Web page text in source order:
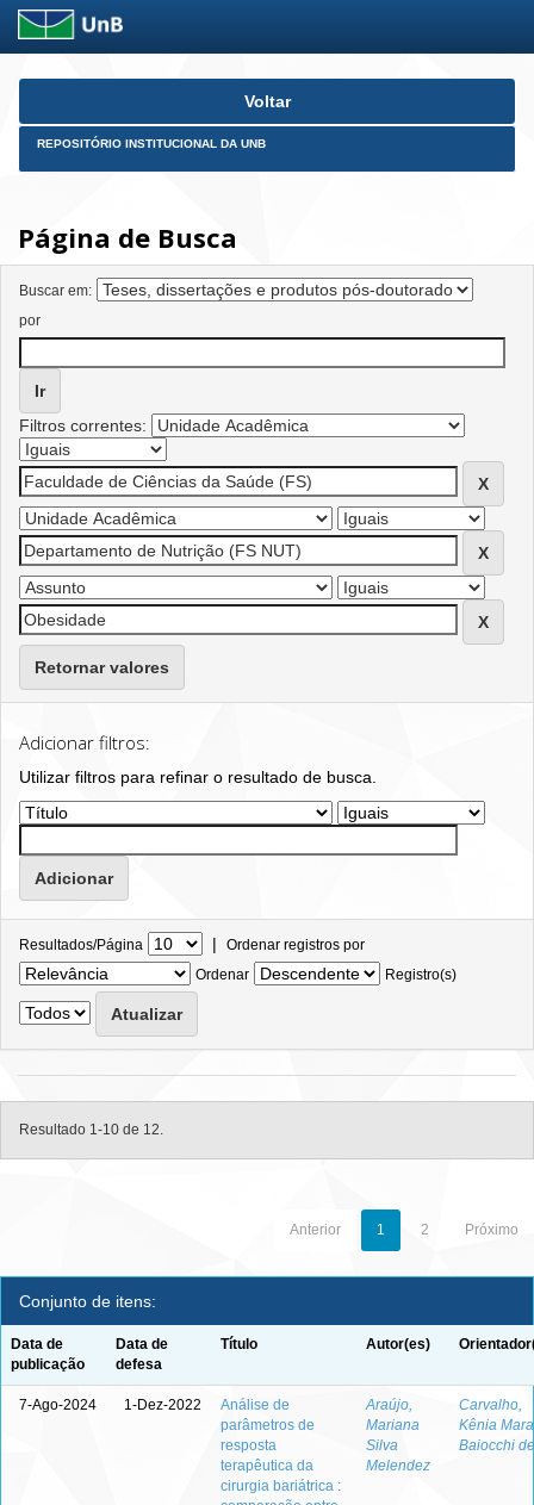
Skip
Voltar
REPOSITÓRIO INSTITUCIONAL DA UNB
Página de Busca
Buscar em:
por
Filtros correntes:
Retornar valores
Adicionar filtros:
Utilizar filtros para refinar o resultado de busca.
Resultados/Página | Ordenar registros por
Ordenar
Registro(s)
Resultado 1-10 de 12.
Anterior 1 2 Próximo
Conjunto de itens:
Data de
publicação
Data de
defesa
Título Autor(es)
7-Ago-2024 1-Dez-2022
Análise de
parâmetros de
resposta
terapêutica da
cirurgia bariátrica :
Araújo,
Mariana
Silva
Melendez
Carvalho,
Kênia Mara
Baiocchi de